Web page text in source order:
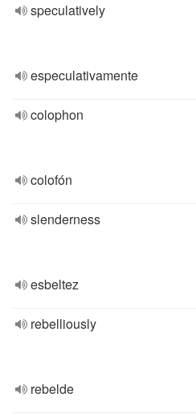
speculatively
especulativamente
colophon
colofón
slenderness
esbeltez
rebelliously
rebelde